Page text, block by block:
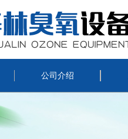
公司介绍